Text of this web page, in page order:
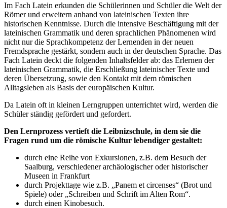
Im Fach Latein erkunden die Schülerinnen und Schüler die Welt der
Römer und erweitern anhand von lateinischen Texten ihre
historischen Kenntnisse. Durch die intensive Beschäftigung mit der
lateinischen Grammatik und deren sprachlichen Phänomenen wird
nicht nur die Sprachkompetenz der Lernenden in der neuen
Fremdsprache gestärkt, sondern auch in der deutschen Sprache. Das
Fach Latein deckt die folgenden Inhaltsfelder ab: das Erlernen der
lateinischen Grammatik, die Erschließung lateinischer Texte und
deren Übersetzung, sowie den Kontakt mit dem römischen
Alltagsleben als Basis der europäischen Kultur.
Da Latein oft in kleinen Lerngruppen unterrichtet wird, werden die
Schüler ständig gefördert und gefordert.
Den Lernprozess vertieft die Leibnizschule, in dem sie die
Fragen rund um die römische Kultur lebendiger gestaltet:
durch eine Reihe von Exkursionen, z.B. dem Besuch der
Saalburg, verschiedener archäologischer oder historischer
Museen in Frankfurt
durch Projekttage wie z.B. „Panem et circenses“ (Brot und
Spiele) oder „Schreiben und Schrift im Alten Rom“.
durch einen Kinobesuch.